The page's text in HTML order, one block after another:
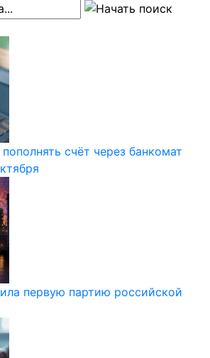
счёт через банкомат
первую партию российской